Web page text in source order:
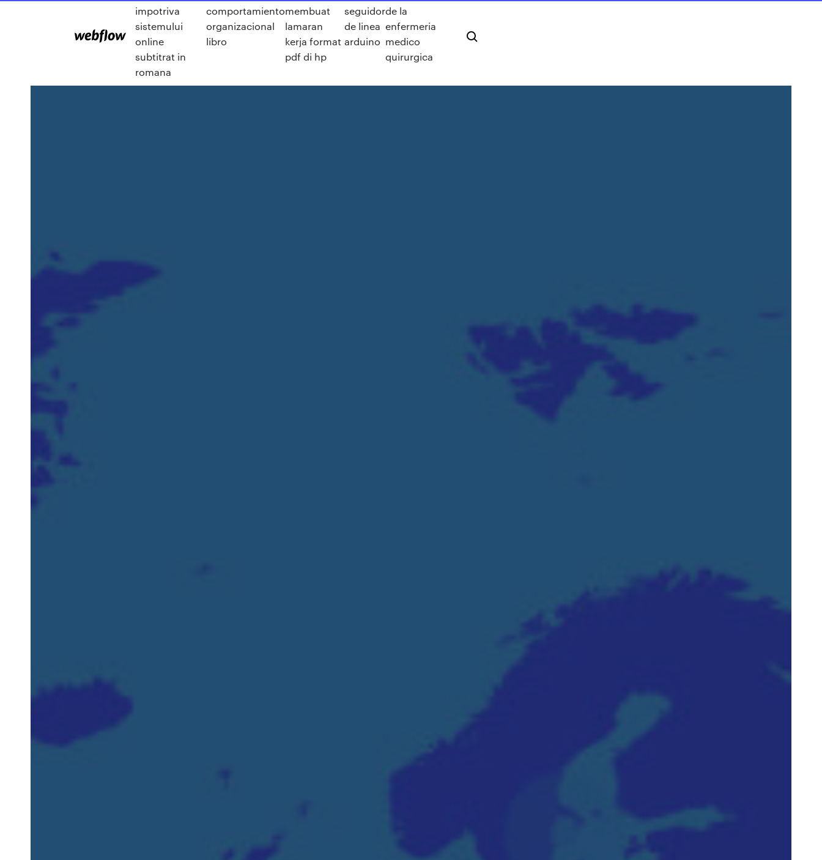
impotriva
sistemului
online
subtitrat in
romana
comportamiento
organizacional
libro
membuat
lamaran
kerja format
pdf di hp
seguidor
de linea
arduino
de la
enfermeria
medico
quirurgica